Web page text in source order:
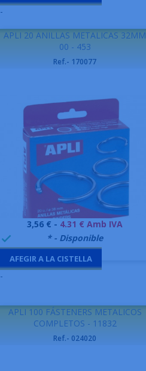
-
APLI 20 ANILLAS METALICAS 32MM
00 - 453
Ref.- 170077
Preu
3,56 € - 4.31 € Amb IVA
 * - Disponible
AFEGIR A LA CISTELLA
-
APLI 100 FÁSTENERS METALICOS
COMPLETOS - 11832
Ref.- 024020